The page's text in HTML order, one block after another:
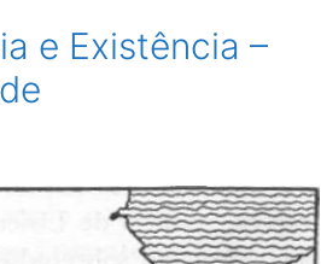
e Existência –